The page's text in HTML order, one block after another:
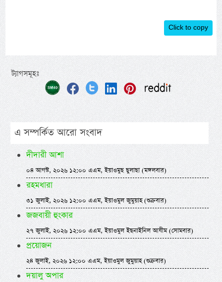
Click to copy
ট্যাগসমূহঃ
এ সম্পর্কিত আরো সংবাদ
দীদারী আশা
০৪ আগস্ট, ২০২৬ ১২:০০ এএম, ইয়াওমুছ ছুলাছা (মঙ্গলবার)
রহমধারা
৩১ জুলাই, ২০২৬ ১২:০০ এএম, ইয়াওমুল জুমুয়াহ (শুক্রবার)
জজবায়ী হুংকার
২৭ জুলাই, ২০২৬ ১২:০০ এএম, ইয়াওমুল ইছনাইনিল আযীম (সোমবার)
প্রয়োজন
২৪ জুলাই, ২০২৬ ১২:০০ এএম, ইয়াওমুল জুমুয়াহ (শুক্রবার)
দয়ালু অপার